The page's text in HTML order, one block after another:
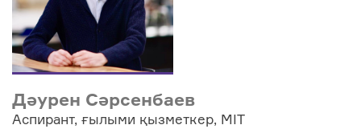
Дәурен Сәрсенбаев
Аспирант, ғылыми қызметкер, MIT